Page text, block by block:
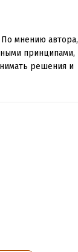
По мнению автора,
принципами,
решения и
Сивчиков